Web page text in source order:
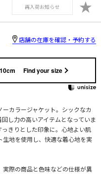
再入荷お知らせ ★
店舗の在庫を確認・予約する
Find your size
カラージャケット。シックなカ
し力の高いアイテムとなっていま
きりとした印象に。心地よい肌
地を使用し、快適な着心地を実
際の商品と色味などの仕様が異